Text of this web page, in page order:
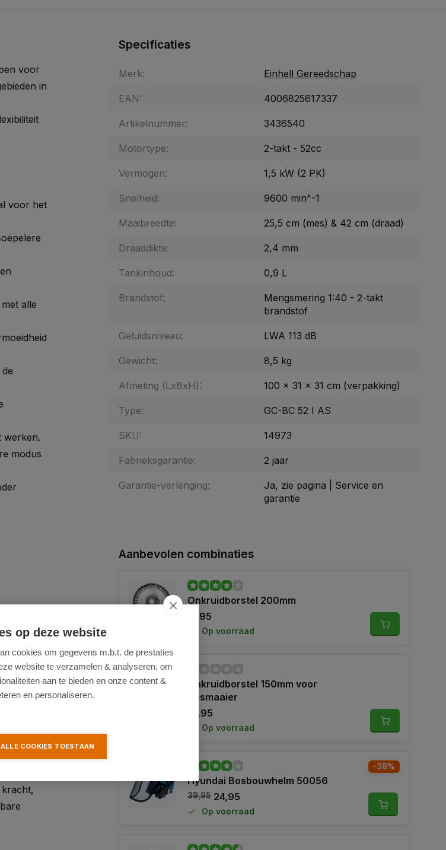
voor
in
voor het
alle
werken.
modus
Specificaties
Merk: Einhell Gereedschap
EAN: 4006825617337
Artikelnummer: 3436540
Motortype: 2-takt - 52cc
Vermogen: 1,5 kW (2 PK)
Snelheid: 9600 min^-1
Maaibreedte: 25,5 cm (mes) & 42 cm (draad)
Draaddikte: 2,4 mm
Tankinhoud: 0,9 L
Brandstof:
Mengsmering 1:40 - 2-takt
brandstof
Geluidsniveau: LWA 113 dB
Gewicht: 8,5 kg
Afmeting (LxBxH): 100 x 31 x 31 cm (verpakking)
Type: GC-BC 52 I AS
SKU: 14973
Fabrieksgarantie: 2 jaar
Garantie-verlenging:
Ja, zie pagina | Service en
garantie
Aanbevolen combinaties
Onkruidborstel 200mm
17,95
Op voorraad
Onkruidborstel 150mm voor
Bosmaaier
12,95
Op voorraad
Hyundai Bosbouwhelm 50056
39,95 24,95
Op voorraad
-38%
op deze website
cookies om gegevens m.b.t. de prestaties
website te verzamelen & analyseren, om
aan te bieden en onze content &
en personaliseren.
ALLE COOKIES TOESTAAN